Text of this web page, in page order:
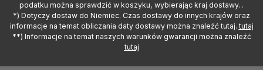
podatku można sprawdzić w koszyku, wybierając kraj dostawy. .
*) Dotyczy dostaw do Niemiec. Czas dostawy do innych krajów oraz
informacje na temat obliczania daty dostawy można znaleźć tutaj.tutaj
**) Informacje na temat naszych warunków gwarancji można znaleźć
tutaj